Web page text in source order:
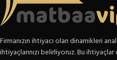
Firmanızın ihtiyacı olan dinamikleri
ihtiyaçlarınızı belirliyoruz. Bu